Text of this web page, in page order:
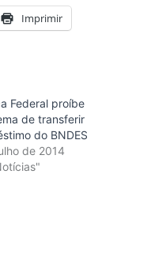
Imprimir
Federal proíbe
de transferir
do BNDES
de 2014